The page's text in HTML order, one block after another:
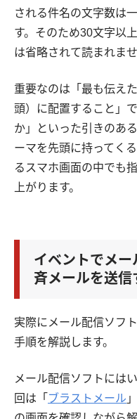
される件名の文字数は
す。そのため30文字以
は省略されて読まれませ
重要なのは「最も伝え
頭）に配置すること」
か」といった引きのあ
ーマを先頭に持ってく
るスマホ画面の中でも
上がります。
イベントでメ
斉メールを送信
実際にメール配信ソフ
手順を解説します。
メール配信ソフトには
回は「 ブラストメール